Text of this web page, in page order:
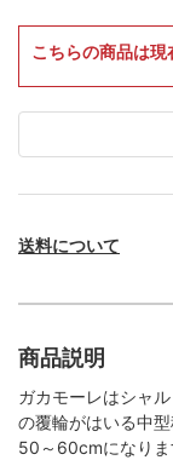
こちらの商品は
送料について
商品説明
ガカモーレはシャ
の覆輪がはいる中
50～60cmになりま